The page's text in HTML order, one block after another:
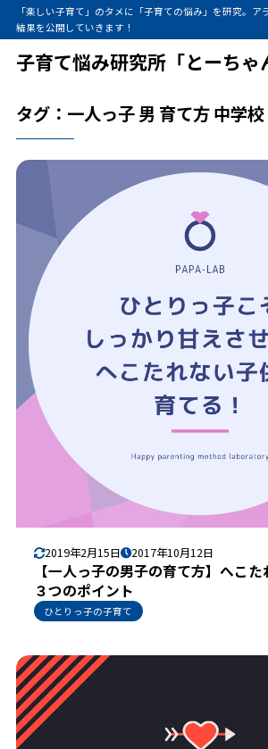
「楽しい子育て」のタメに「子育ての悩み」を研究。
結果を公開していきます！
子育て悩み研究所「とーちゃ
タグ：一人っ子 男 育て方 中学校
2019年2月15日 2017年10月12日
【一人っ子の男子の育て方】へこ
３つのポイント
ひとりっ子の子育て